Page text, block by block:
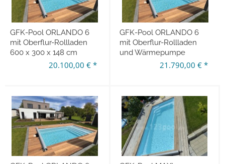
GFK-Pool ORLANDO 6
mit Oberflur-Rollladen
600 x 300 x 148 cm
20.100,00 € *
GFK-Pool ORLANDO 6
mit Oberflur-Rollladen
und Wärmepumpe
21.790,00 € *